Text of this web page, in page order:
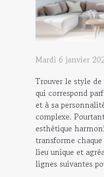
Mardi 6 janvier
Trouver le style
qui correspond
et à sa
complexe.
esthétique
transforme
lieu unique et
lignes suivantes